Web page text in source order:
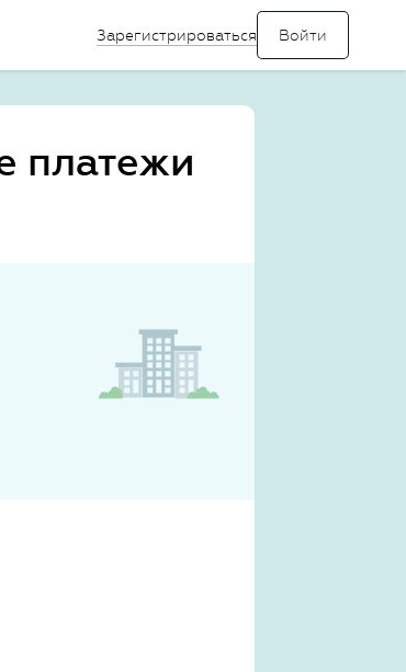
Зарегистрироваться
платежи